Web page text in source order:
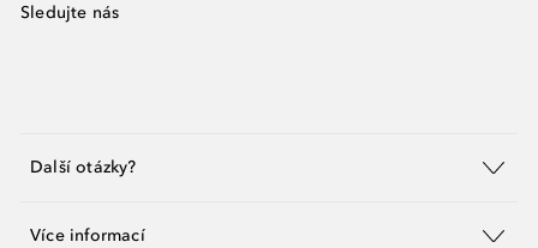
Sledujte nás
Další otázky?
Více informací